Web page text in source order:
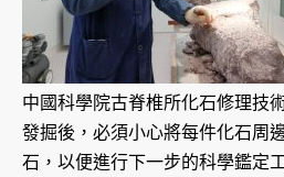
中國科學院古脊椎所化石修理技
發掘後，必須小心將每件化石周
石，以便進行下一步的科學鑑定